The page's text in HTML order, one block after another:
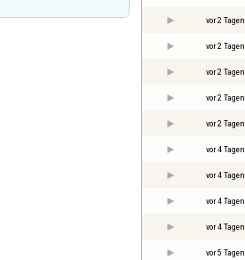
vor 2 Tagen
vor 2 Tagen
vor 2 Tagen
vor 2 Tagen
vor 2 Tagen
vor 4 Tagen
vor 4 Tagen
vor 4 Tagen
vor 4 Tagen
vor 5 Tagen